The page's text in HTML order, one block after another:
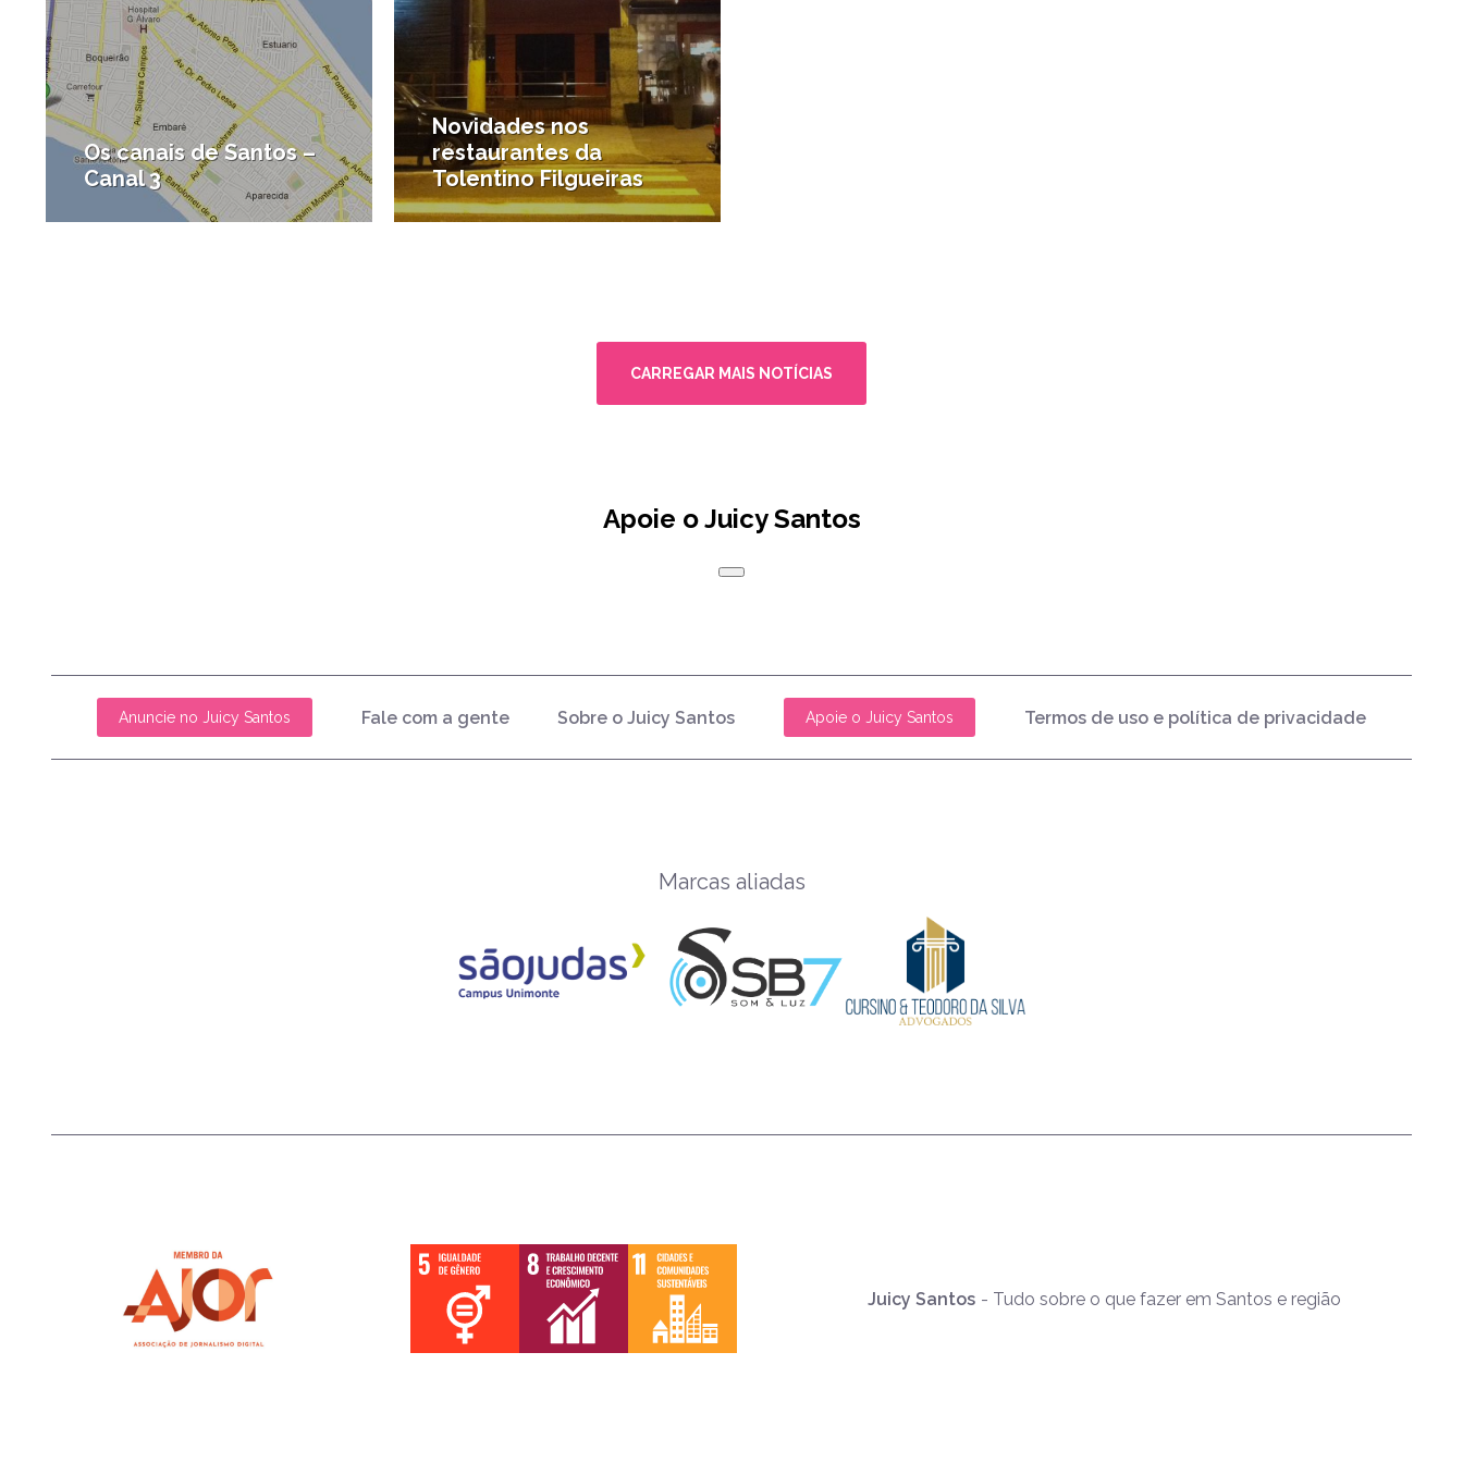
Os canais de Santos –
Canal 3
Novidades nos
restaurantes da
Tolentino Filgueiras
CARREGAR MAIS NOTÍCIAS
Apoie o Juicy Santos
Anuncie no Juicy Santos Fale com a gente Sobre o Juicy Santos Apoie o Juicy Santos Termos de uso e política de privacidade
Marcas aliadas
Juicy Santos - Tudo sobre o que fazer em Santos e região